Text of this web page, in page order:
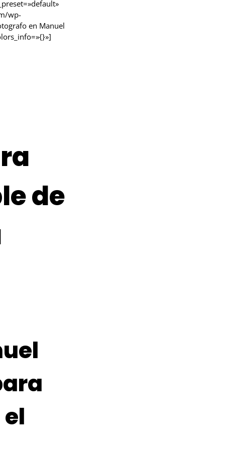
wp-
en Manuel
de